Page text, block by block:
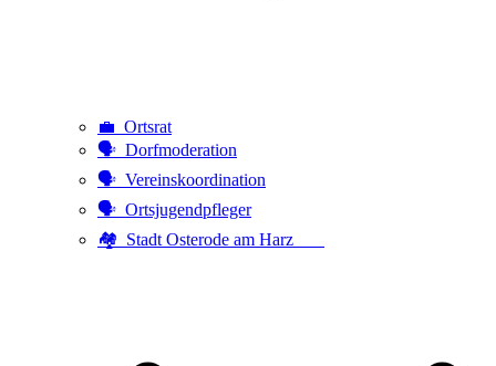
💼 Ortsrat
🗣️ Dorfmoderation
🗣️ Vereinskoordination
🗣️ Ortsjugendpfleger
🏘️ Stadt Osterode am Harz